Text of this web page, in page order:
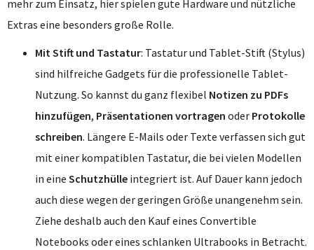
mehr zum Einsatz, hier spielen gute Hardware und nützliche
Extras eine besonders große Rolle.
Mit Stift und Tastatur: Tastatur und Tablet-Stift (Stylus)
sind hilfreiche Gadgets für die professionelle Tablet-
Nutzung. So kannst du ganz flexibel Notizen zu PDFs
hinzufügen, Präsentationen vortragen oder Protokolle
schreiben. Längere E-Mails oder Texte verfassen sich gut
mit einer kompatiblen Tastatur, die bei vielen Modellen
in eine Schutzhülle integriert ist. Auf Dauer kann jedoch
auch diese wegen der geringen Größe unangenehm sein.
Ziehe deshalb auch den Kauf eines Convertible
Notebooks oder eines schlanken Ultrabooks in Betracht.